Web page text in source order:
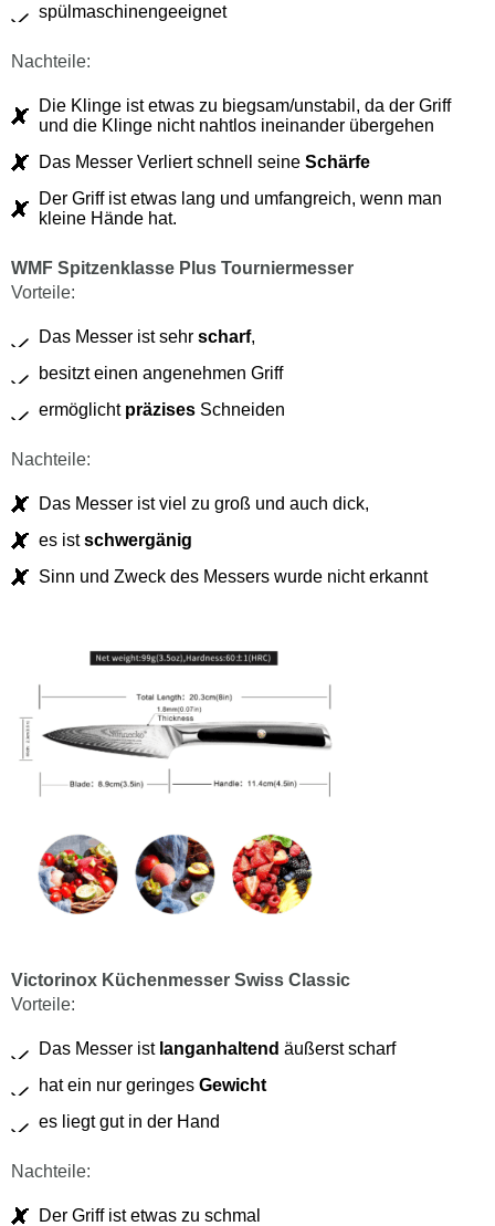
spülmaschinengeeignet
Nachteile:
Die Klinge ist etwas zu biegsam/unstabil, da der Griff
und die Klinge nicht nahtlos ineinander übergehen
Das Messer Verliert schnell seine Schärfe
Der Griff ist etwas lang und umfangreich, wenn man
kleine Hände hat.
WMF Spitzenklasse Plus Tourniermesser
Vorteile:
Das Messer ist sehr scharf,
besitzt einen angenehmen Griff
ermöglicht präzises Schneiden
Nachteile:
Das Messer ist viel zu groß und auch dick,
es istschwergänig
Sinn und Zweck des Messers wurde nicht erkannt
Victorinox Küchenmesser Swiss Classic
Vorteile:
Das Messer ist langanhaltend äußerst scharf
hat ein nur geringes Gewicht
es liegt gut in der Hand
Nachteile:
Der Griff ist etwas zu schmal